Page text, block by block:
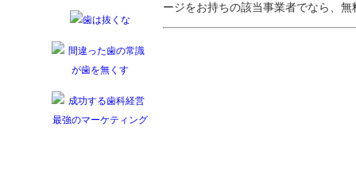
ージをお持ちの該当事業者でなら、